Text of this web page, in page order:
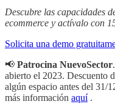
Descubre las capacidades
ecommerce y actívalo con
Solicita una demo
📢 Patrocina NuevoSector
abierto el 2023. Descuento
algún espacio antes del 31/
más información aquí.